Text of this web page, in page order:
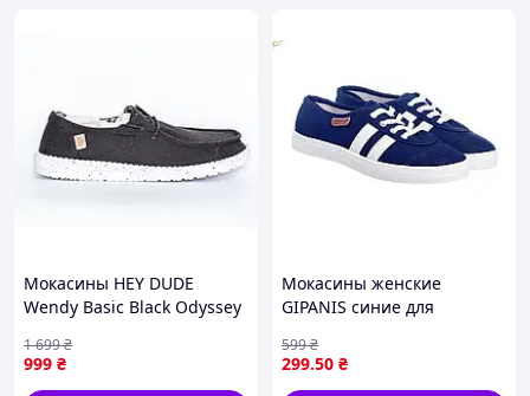
Мокасины HEY DUDE
Wendy Basic Black Odyssey
размер: 41 (26 см)
999 ₴
1 699₴
Мокасины женские
GIPANIS синие для
легкая комфортная обувь
299.50 ₴
599₴